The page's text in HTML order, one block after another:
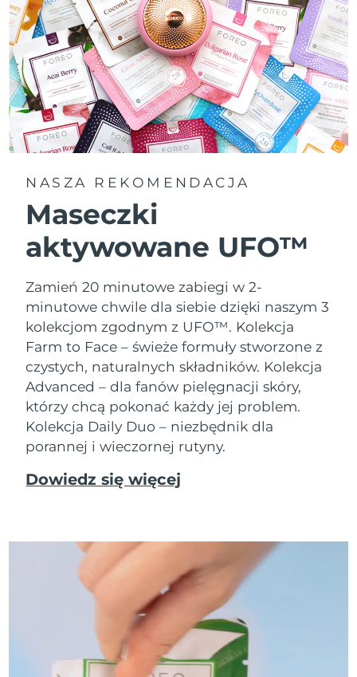
NASZA REKOMENDACJA
Maseczki
aktywowane UFO™
Zamień 20 minutowe zabiegi w 2-
minutowe chwile dla siebie dzięki naszym 3
kolekcjom zgodnym z UFO™. Kolekcja
Farm to Face – świeże formuły stworzone z
czystych, naturalnych składników. Kolekcja
Advanced – dla fanów pielęgnacji skóry,
którzy chcą pokonać każdy jej problem.
Kolekcja Daily Duo – niezbędnik dla
porannej i wieczornej rutyny.
Dowiedz się więcej